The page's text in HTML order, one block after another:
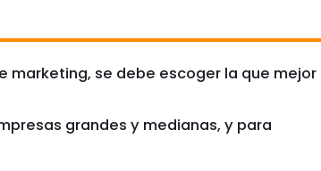
marketing, se debe escoger la que mejor
grandes y medianas, y para